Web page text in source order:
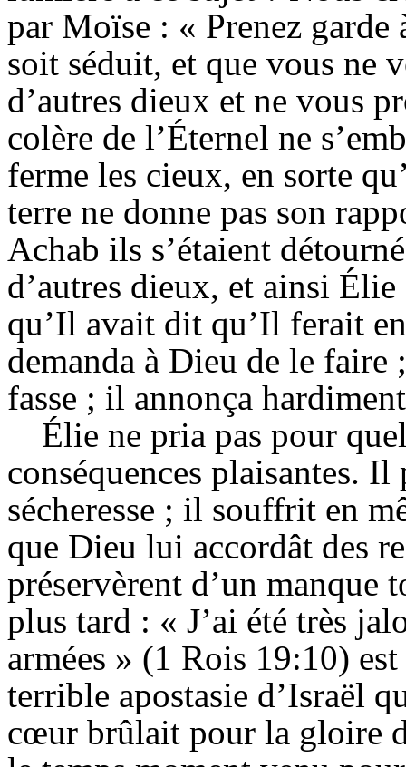
par Moïse : « Prenez
soit séduit, et que vous ne
d’autres dieux et ne vous
colère de l’Éternel ne
ferme les cieux, en sorte
terre ne donne pas son
Achab ils s’étaient
d’autres dieux, et ainsi Élie
qu’Il avait dit qu’Il ferait
demanda à Dieu de le faire
fasse ; il annonça
Élie ne pria pas pour
conséquences plaisantes.
sécheresse ; il souffrit en
que Dieu lui accordât des
préservèrent d’un manque
plus tard : « J’ai été très
armées » (1 Rois 19:10)
terrible apostasie d’Israël
cœur brûlait pour la gloire